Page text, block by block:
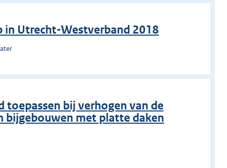
Utrecht-Westverband 2018
bij verhogen van de
met platte daken